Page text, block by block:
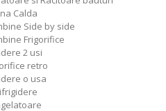
Calda
Side by side
Frigorifice
2 usi
retro
o usa